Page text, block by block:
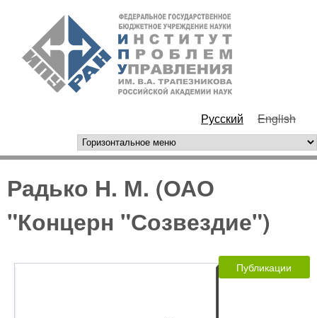
Перейти к основному
содержанию
РАН
Русский English
горизонтальное меню
Радько Н. М. (ОАО
"Концерн "Созвездие")
Публикации